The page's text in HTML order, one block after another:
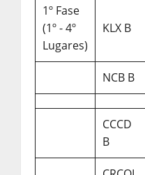
1º Fase
(1º - 4º
Lugares)
KLX B
NCB B
CCCD
B